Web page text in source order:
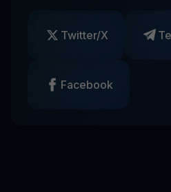
Twitter/X
Facebook